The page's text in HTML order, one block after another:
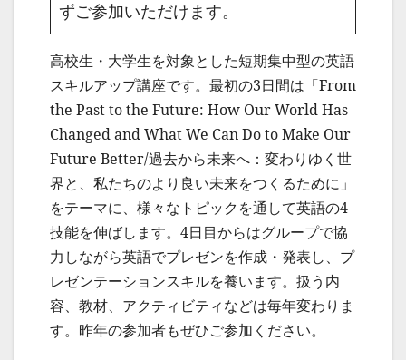
ずご参加いただけます。
高校生・大学生を対象とした短期集中型の英語
スキルアップ講座です。最初の3日間は「From
the Past to the Future: How Our World Has
Changed and What We Can Do to Make Our
Future Better/過去から未来へ：変わりゆく世
界と、私たちのより良い未来をつくるために」
をテーマに、様々なトピックを通して英語の4
技能を伸ばします。4日目からはグループで協
力しながら英語でプレゼンを作成・発表し、プ
レゼンテーションスキルを養います。扱う内
容、教材、アクティビティなどは毎年変わりま
す。昨年の参加者もぜひご参加ください。